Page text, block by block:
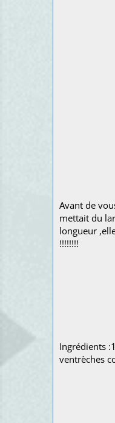
Avant de
mettait du
longueur
!!!!!!!!
Ingrédients
ventrèches